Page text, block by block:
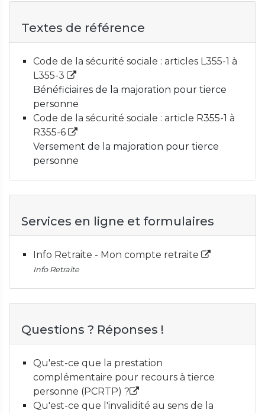
Textes de référence
Code de la sécurité sociale : articles L355-1 à
L355-3
Bénéficiaires de la majoration pour tierce
personne
Code de la sécurité sociale : article R355-1 à
R355-6
Versement de la majoration pour tierce
personne
Services en ligne et formulaires
Info Retraite - Mon compte retraite
Info Retraite
Questions ? Réponses !
Qu'est-ce que la prestation
complémentaire pour recours à tierce
personne (PCRTP) ?
Qu'est-ce que l'invalidité au sens de la